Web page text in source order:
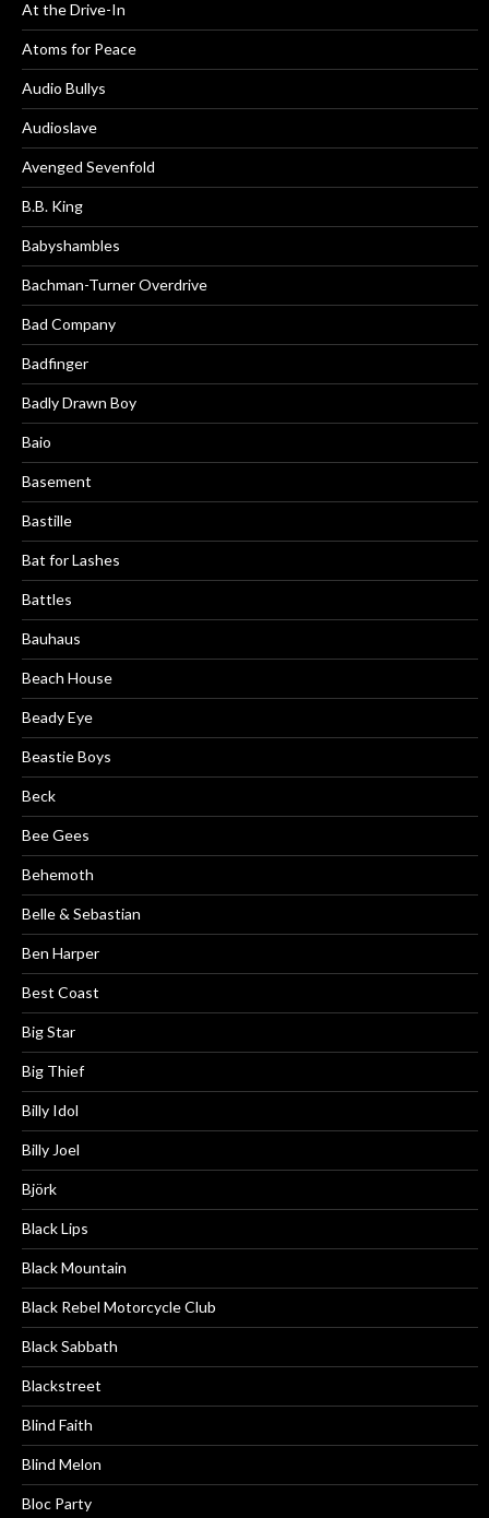
At the Drive-In
Atoms for Peace
Audio Bullys
Audioslave
Avenged Sevenfold
B.B. King
Babyshambles
Bachman-Turner Overdrive
Bad Company
Badfinger
Badly Drawn Boy
Baio
Basement
Bastille
Bat for Lashes
Battles
Bauhaus
Beach House
Beady Eye
Beastie Boys
Beck
Bee Gees
Behemoth
Belle & Sebastian
Ben Harper
Best Coast
Big Star
Big Thief
Billy Idol
Billy Joel
Björk
Black Lips
Black Mountain
Black Rebel Motorcycle Club
Black Sabbath
Blackstreet
Blind Faith
Blind Melon
Bloc Party